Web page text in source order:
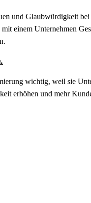
und Glaubwürdigkeit
einem Unternehmen
wichtig, weil sie
erhöhen und mehr